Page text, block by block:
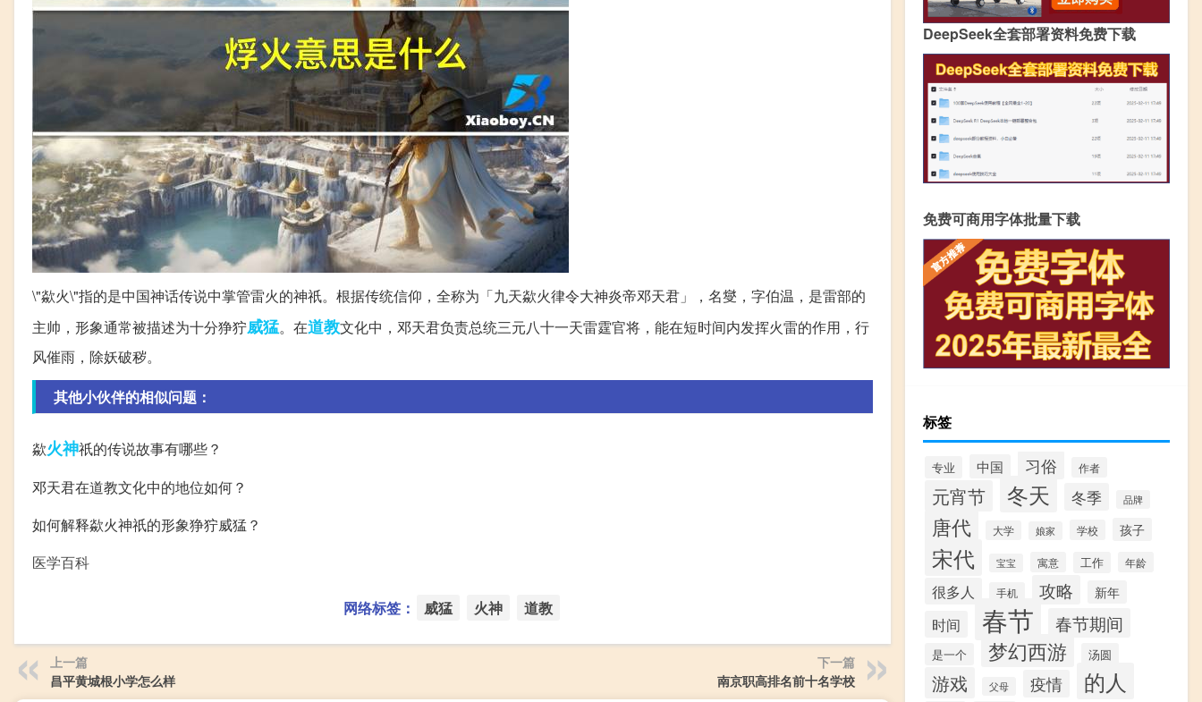
\"歘火\"指的是中国神话传说中掌管雷火的神祇。根据传统信仰，全称为「九天歘火律令大神炎帝邓天君」，名燮，字伯温，是雷部的
主帅，形象通常被描述为十分狰狞威猛。在道教文化中，邓天君负责总统三元八十一天雷霆官将，能在短时间内发挥火雷的作用，行
风催雨，除妖破秽。
其他小伙伴的相似问题：
歘火神祇的传说故事有哪些？
邓天君在道教文化中的地位如何？
如何解释歘火神祇的形象狰狞威猛？
医学百科
网络标签： 威猛 火神 道教
上一篇
昌平黄城根小学怎么样
下一篇
南京职高排名前十名学校
DeepSeek全套部署资料免费下载
免费可商用字体批量下载
标签
专业 中国 习俗 作者
元宵节 冬天 冬季 品牌
唐代 大学 娘家 学校 孩子
宋代 宝宝 寓意 工作 年龄
很多人 手机 攻略 新年
时间 春节 春节期间
是一个 梦幻西游 汤圆
游戏 父母 疫情 的人